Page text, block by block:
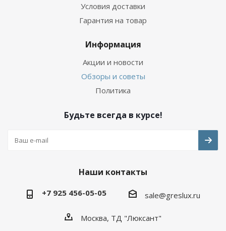
Условия доставки
Гарантия на товар
Информация
Акции и новости
Обзоры и советы
Политика
Будьте всегда в курсе!
Наши контакты
+7 925 456-05-05 sale@greslux.ru
Москва, ТД "Люксант"